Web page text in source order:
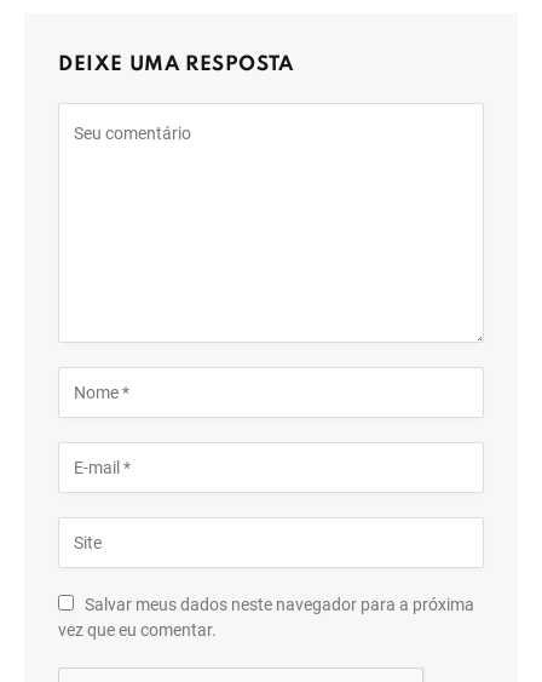
DEIXE UMA RESPOSTA
Salvar meus dados neste navegador para a próxima
vez que eu comentar.